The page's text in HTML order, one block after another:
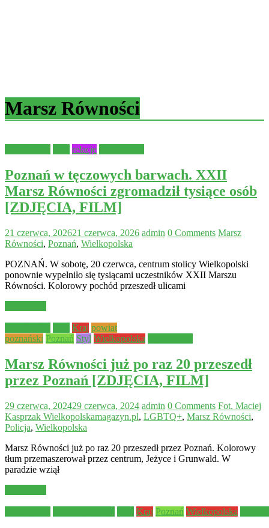
Marsz Równości
relacje
Poznań w tęczowych barwach. XXII
Marsz Równości zgromadził tysiące osób
[ZDJĘCIA, FILM]
21 czerwca, 202621 czerwca, 2026 admin 0 Comments Marsz
Równości, Poznań, Wielkopolska
POZNAŃ. W sobotę, 20 czerwca, centrum stolicy Wielkopolski
ponownie wypełniło się tysiącami uczestników XXII Marszu
Równości. Kolorowy pochód przeszedł ulicami
Kraj powiat
poznański Poznań Styl Wielkopolska
Marsz Równości już po raz 20 przeszedł
przez Poznań [ZDJĘCIA, FILM]
29 czerwca, 202429 czerwca, 2024 admin 0 Comments Fot. Maciej
Kasprzak Wielkopolskamagazyn.pl, LGBTQ+, Marsz Równości,
Policja, Wielkopolska
Marsz Równości już po raz 20 przeszedł przez Poznań. Kolorowy
tłum przemaszerował przez centrum, Jeżyce i Grunwald. W
paradzie wziął
Kraj Poznań Wielkopolska